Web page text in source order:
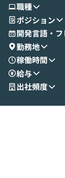
せいただきます
成する手軽さ
とセキュアに連
演を通じて具体
す。 後半のディスカッションでは、セキュ
リティの考え方
現場目線でさら
「自分の業務を
いう方にこそ
職種
ポジション
開発言語・
勤務地
稼働時間
給与
出社頻度